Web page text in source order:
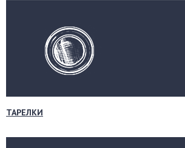
ТАРЕЛКИ